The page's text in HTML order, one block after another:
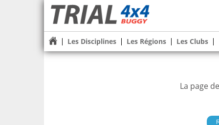
Les Disciplines Les Régions Les Clubs
La page